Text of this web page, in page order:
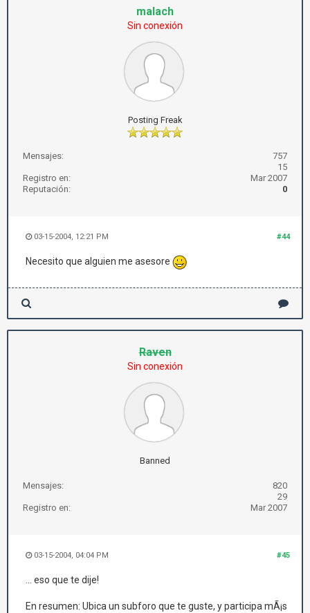
malach
Sin conexión
Posting Freak
Mensajes:
757
15
Registro en:
Mar 2007
Reputación:
0
#44
03-15-2004, 12:21 PM
Necesito que alguien me asesore
Raven
Sin conexión
Banned
Mensajes:
820
29
Registro en:
Mar 2007
#45
03-15-2004, 04:04 PM
... eso que te dije!
En resumen: Ubica un subforo que te guste, y participa mÃ¡s